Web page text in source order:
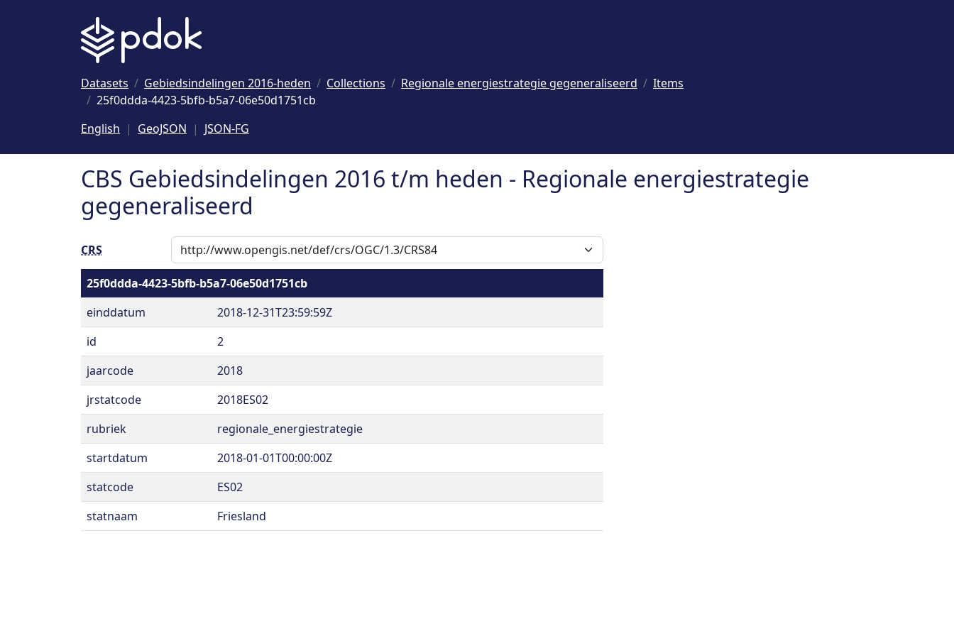
Datasets Gebiedsindelingen 2016-heden Collections Regionale energiestrategie gegeneraliseerd
Items
25f0ddda-4423-5bfb-b5a7-06e50d1751cb
English
GeoJSON JSON-FG
CBS Gebiedsindelingen 2016 t/m heden - Regionale energiestrategie
gegeneraliseerd
CRS
25f0ddda-4423-5bfb-b5a7-06e50d1751cb
einddatum
2018-12-31T23:59:59Z
id
2
jaarcode
2018
jrstatcode
2018ES02
rubriek
regionale_energiestrategie
startdatum
2018-01-01T00:00:00Z
statcode
ES02
statnaam
Friesland